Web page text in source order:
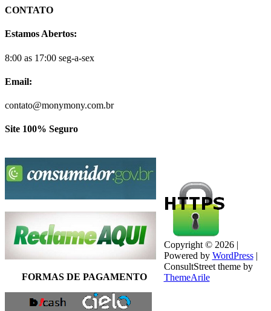
CONTATO
Estamos Abertos:
8:00 as 17:00 seg-a-sex
Email:
contato@monymony.com.br
Site 100% Seguro
FORMAS DE PAGAMENTO
Copyright © 2026 |
Powered by WordPress |
ConsultStreet theme by
ThemeArile